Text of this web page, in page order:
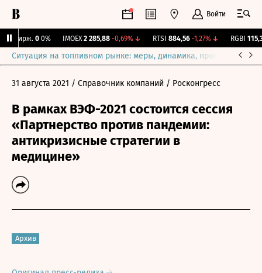
Войти
Бирж. 0 0% IMOEX 2 285,88 -0,69%↓ RTSI 884,56 -1,27%↓ RGBI 115,39
Ситуация на топливном рынке: меры, динамика, прогнозы
31 августа 2021 / Справочник компаний / Росконгресс
В рамках ВЭФ-2021 состоится сессия
«Партнерство против пандемии:
антикризисные стратегии в
медицине»
Архив